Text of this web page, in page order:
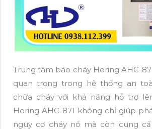
Trung tâm báo cháy Horing AHC-
quan trọng trong hệ thống an
chữa cháy với khả năng hỗ trợ
Horing AHC-871 không chỉ giúp
nguy cơ cháy nổ mà còn cung